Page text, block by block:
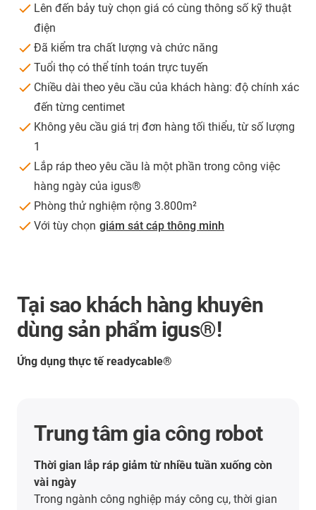
Lên đến bảy tuỳ chọn giá có cùng thông số kỹ thuật
điện
Đã kiểm tra chất lượng và chức năng
Tuổi thọ có thể tính toán trực tuyến
Chiều dài theo yêu cầu của khách hàng: độ chính xác
đến từng centimet
Không yêu cầu giá trị đơn hàng tối thiểu, từ số lượng
1
Lắp ráp theo yêu cầu là một phần trong công việc
hàng ngày của igus®
Phòng thử nghiệm rộng 3.800m²
Với tùy chọn giám sát cáp thông minh
Tại sao khách hàng khuyên
dùng sản phẩm igus®!
Ứng dụng thực tế readycable®
readycable® trong xích
dẫn cáp cho sàn nâng
telescopic